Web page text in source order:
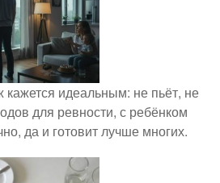
идеальным: не пьёт, не
для ревности, с ребёнком
да и готовит лучше многих.